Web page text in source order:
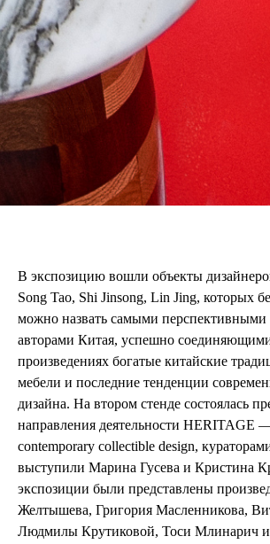
В экспозицию вошли объекты
Song Tao, Shi Jinsong, Lin Jing, которых
можно назвать самыми перспективными
авторами Китая, успешно
произведениях богатые китайские
мебели и последние тенденции
дизайна. На втором стенде состоялась
направления деятельности HERITAGE
contemporary collectible design,
выступили Марина Гусева и Кристина
экспозиции были представлены
Желтышева, Григория Масленникова,
Людмилы Крутиковой, Тоси Млинарич и